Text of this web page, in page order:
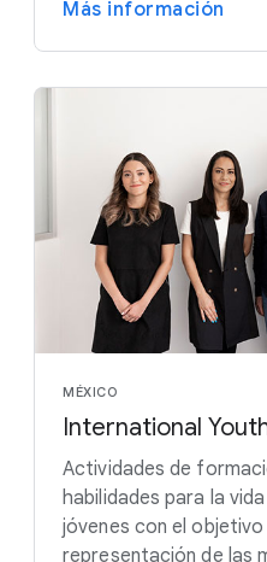
Más información
MÉXICO
International
Actividades de
habilidades para la
jóvenes con el
representación de las